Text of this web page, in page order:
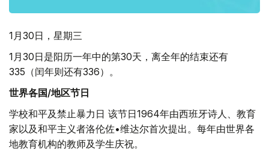
1月30日，星期三
1月30日是阳历一年中的第30天，离全年的结束还有
335（闰年则还有336）。
世界各国/地区节日
学校和平及禁止暴力日 该节日1964年由西班牙诗人、教育
家以及和平主义者洛伦佐•维达尔首次提出。每年由世界各
地教育机构的教师及学生庆祝。